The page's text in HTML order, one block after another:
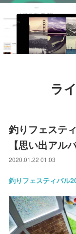
ラ
釣りフェステ
【思い出アル
2020.01.22 01:03
釣りフェスティバル